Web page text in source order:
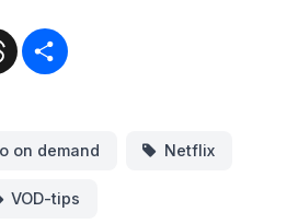
Threads
on demand Netflix
VOD-tips